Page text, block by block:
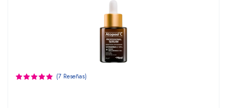
(7 Reseñas)